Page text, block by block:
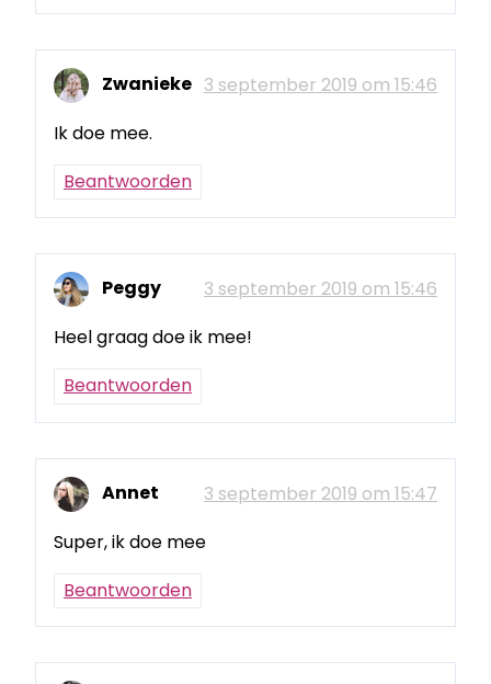
Zwanieke 3 september 2019 om 15:46
Ik doe mee.
Beantwoorden
Peggy
3 september 2019 om 15:46
Heel graag doe ik mee!
Beantwoorden
Annet
3 september 2019 om 15:47
Super, ik doe mee
Beantwoorden